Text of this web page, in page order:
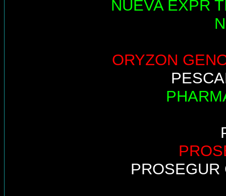
NUEVA EXPR
ORYZON
PROSEGUR